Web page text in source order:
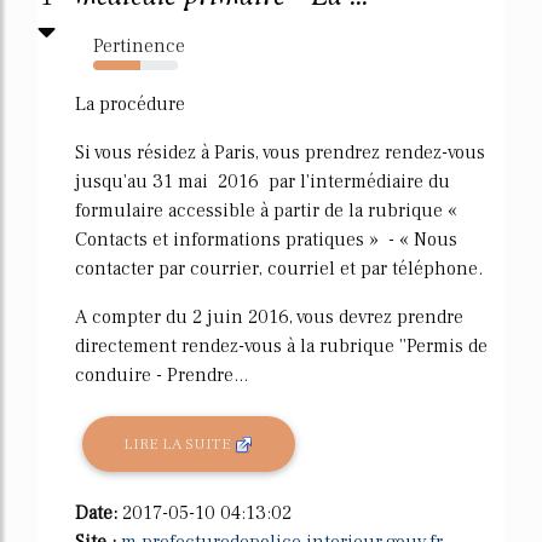
Pertinence
55%
La procédure
Si vous résidez à Paris, vous prendrez rendez-vous
jusqu'au 31 mai 2016 par l'intermédiaire du
formulaire accessible à partir de la rubrique «
Contacts et informations pratiques » - « Nous
contacter par courrier, courriel et par téléphone.
A compter du 2 juin 2016, vous devrez prendre
directement rendez-vous à la rubrique ''Permis de
conduire - Prendre...
LIRE LA SUITE
Date: 2017-05-10 04:13:02